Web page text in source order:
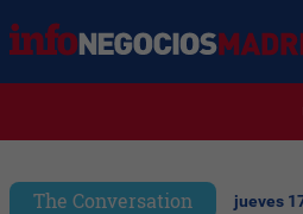
The Conversation jueves